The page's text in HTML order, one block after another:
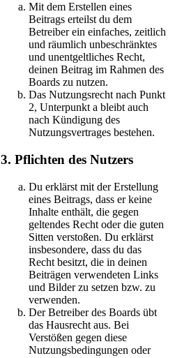
Mit dem Erstellen eines
Beitrags erteilst du dem
Betreiber ein einfaches, zeitlich
und räumlich unbeschränktes
und unentgeltliches Recht,
deinen Beitrag im Rahmen des
Boards zu nutzen.
Das Nutzungsrecht nach Punkt
2, Unterpunkt a bleibt auch
nach Kündigung des
Nutzungsvertrages bestehen.
3. Pflichten des Nutzers
Du erklärst mit der Erstellung
eines Beitrags, dass er keine
Inhalte enthält, die gegen
geltendes Recht oder die guten
Sitten verstoßen. Du erklärst
insbesondere, dass du das
Recht besitzt, die in deinen
Beiträgen verwendeten Links
und Bilder zu setzen bzw. zu
verwenden.
Der Betreiber des Boards übt
das Hausrecht aus. Bei
Verstößen gegen diese
Nutzungsbedingungen oder